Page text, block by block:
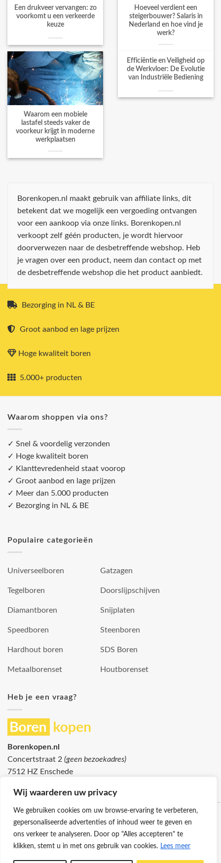
Wij waarderen uw privacy
We gebruiken cookies om uw browse-ervaring te verbeteren,
gepersonaliseerde advertenties of inhoud weer te geven en
ons verkeer te analyseren. Door op "Alles accepteren" te
klikken, stemt u in met ons gebruik van cookies. Lees meer
Een drukveer vervangen: zo
voorkomt u een verkeerde
keuze
Hoeveel verdient een
steigerbouwer? Salaris in
Nederland en hoe vind je
werk?
Waarom een mobiele
lastafel steeds vaker de
voorkeur krijgt in moderne
werkplaatsen
Efficiëntie en Veiligheid op
de Werkvloer: De Evolutie
van Industriële Bediening
Borenkopen.nl maakt gebruik van affiliate links, dit
betekent dat we mogelijk een vergoeding ontvangen
voor een aankoop via onze links. Borenkopen.nl
verkoopt zelf géén producten, je wordt hiervoor
doorverwezen naar de desbetreffende webshop. Heb
je vragen over een product, neem dan contact op met
de desbetreffende webshop die het product aanbiedt.
Bezorging in NL & BE
Groot aanbod en lage prijzen
Hoge kwaliteit boren
5.000+ producten
Waarom shoppen via ons?
✓ Snel & voordelig verzonden
✓ Hoge kwaliteit boren
✓ Klanttevredenheid staat voorop
✓ Groot aanbod en lage prijzen
✓ Meer dan 5.000 producten
✓ Bezorging in NL & BE
Populaire categorieën
Universeelboren
Tegelboren
Diamantboren
Speedboren
Hardhout boren
Metaalborenset
Gatzagen
Doorslijpschijven
Snijplaten
Steenboren
SDS Boren
Houtborenset
Heb je een vraag?
Borenkopen.nl
Concertstraat 2 (geen bezoekadres)
7512 HZ Enschede